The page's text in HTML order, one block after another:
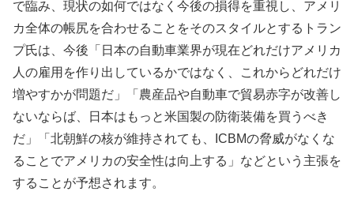
で臨み、現状の如何ではなく今後の損得を重視し、アメリ
カ全体の帳尻を合わせることをそのスタイルとするトラン
プ氏は、今後「日本の自動車業界が現在どれだけアメリカ
人の雇用を作り出しているかではなく、これからどれだけ
増やすかが問題だ」「農産品や自動車で貿易赤字が改善し
ないならば、日本はもっと米国製の防衛装備を買うべき
だ」「北朝鮮の核が維持されても、ICBMの脅威がなくな
ることでアメリカの安全性は向上する」などという主張を
することが予想されます。